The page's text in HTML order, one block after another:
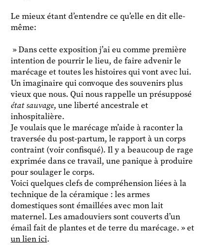
Le mieux étant d’entendre ce qu’elle en dit elle-
même:
» Dans cette exposition j’ai eu comme première
intention de pourrir le lieu, de faire advenir le
marécage et toutes les histoires qui vont avec lui.
Un imaginaire qui convoque des souvenirs plus
vieux que nous. Qui nous rappelle un présupposé
état sauvage, une liberté ancestrale et
inhospitalière.
Je voulais que le marécage m’aide à raconter la
traversée du post-partum, le rapport à un corps
contraint (voir confisqué). Il y a beaucoup de rage
exprimée dans ce travail, une panique à produire
pour soulager le corps.
Voici quelques clefs de compréhension liées à la
technique de la céramique : les armes
domestiques sont émaillées avec mon lait
maternel. Les amadouviers sont couverts d’un
émail fait de plantes et de terre du marécage. » et
un lien ici.